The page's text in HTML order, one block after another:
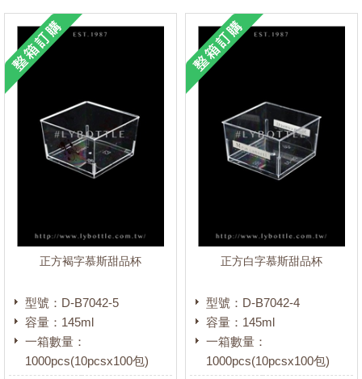
正方褐字慕斯甜品杯
型號：D-B7042-5
容量：145ml
一箱數量：
1000pcs(10pcsx100包)
正方白字慕斯甜品杯
型號：D-B7042-4
容量：145ml
一箱數量：
1000pcs(10pcsx100包)